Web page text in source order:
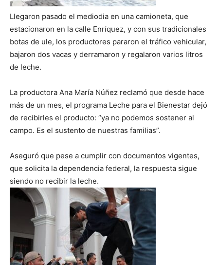
Llegaron pasado el mediodia en una camioneta, que
estacionaron en la calle Enríquez, y con sus tradicionales
botas de ule, los productores pararon el tráfico vehicular,
bajaron dos vacas y derramaron y regalaron varios litros
de leche.
La productora Ana María Núñez reclamó que desde hace
más de un mes, el programa Leche para el Bienestar dejó
de recibirles el producto: “ya no podemos sostener al
campo. Es el sustento de nuestras familias”.
Aseguró que pese a cumplir con documentos vigentes,
que solicita la dependencia federal, la respuesta sigue
siendo no recibir la leche.